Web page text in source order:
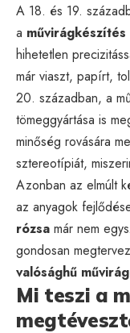
A 18. és 19.
a művirágkészítés
hihetetlen
már viaszt, papírt,
20. században, a
tömeggyártása is
minőség rovására
sztereotípiát,
Azonban az elmúlt
az anyagok
rózsa már nem
gondosan
valósághű
Mi teszi a